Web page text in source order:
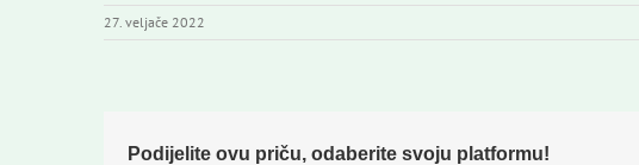
27. veljače 2022
Podijelite ovu priču, odaberite svoju platformu!